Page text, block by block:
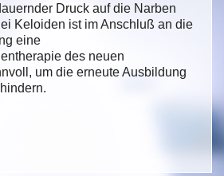
Druck auf die Narben
Keloiden ist im Anschluß an die
eine
des neuen
um die erneute Ausbildung